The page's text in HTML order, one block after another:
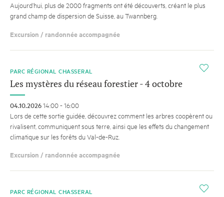
Aujourd’hui, plus de 2000 fragments ont été découverts, créant le plus
grand champ de dispersion de Suisse, au Twannberg.
Excursion / randonnée accompagnée
i
PARC RÉGIONAL CHASSERAL
Les mystères du réseau forestier - 4 octobre
04.10.202614:00 - 16:00
Lors de cette sortie guidée, découvrez comment les arbres coopèrent ou
rivalisent, communiquent sous terre, ainsi que les effets du changement
climatique sur les forêts du Val-de-Ruz.
Excursion / randonnée accompagnée
i
PARC RÉGIONAL CHASSERAL